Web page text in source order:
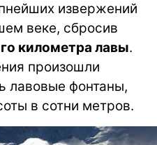
извержений
веке, сбросив
километра лавы.
произошли
лавовые фонтаны,
в сотни метров.